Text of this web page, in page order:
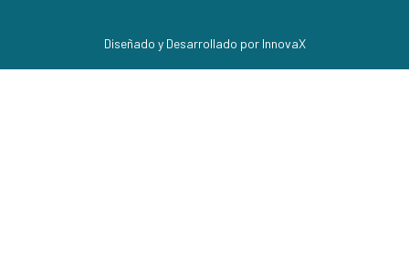
Diseñado y Desarrollado por InnovaX